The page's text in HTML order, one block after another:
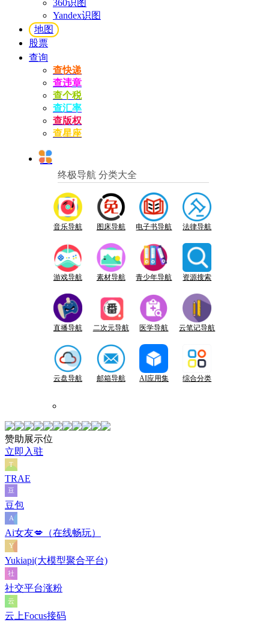
360识图
Yandex识图
地图
股票
查询
查快递
查违章
查个税
查汇率
查版权
查星座
终极导航 分类大全
音乐导航 图床导航 电子书导航 法律导航
游戏导航 素材导航 青少年导航 资源搜索
直播导航 二次元导航 医学导航 云笔记导航
云盘导航 邮箱导航 AI应用集 综合分类
赞助展示位
立即入驻
TRAE
豆包
Ai女友💋（在线畅玩）
Yukiapi(大模型聚合平台)
社交平台涨粉
云上Focus接码